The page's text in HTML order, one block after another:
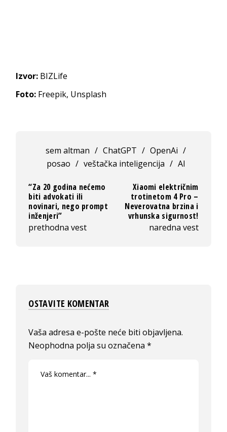
Izvor: BIZLife
Foto: Freepik, Unsplash
sem altman / ChatGPT / OpenAi /
posao / veštačka inteligencija / AI
“Za 20 godina nećemo
biti advokati ili
novinari, nego prompt
inženjeri”
prethodna vest
Xiaomi električnim
trotinetom 4 Pro –
Neverovatna brzina i
vrhunska sigurnost!
naredna vest
OSTAVITE KOMENTAR
Vaša adresa e-pošte neće biti objavljena.
Neophodna polja su označena*